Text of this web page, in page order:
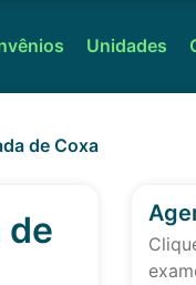
Unidades
de Coxa
de